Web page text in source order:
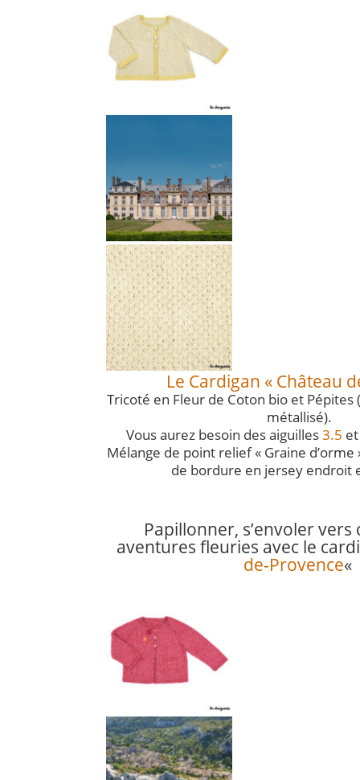
Le Cardigan « Château
Tricoté en Fleur de Coton bio et Pépites
métallisé).
Vous aurez besoin des aiguilles3.5
Mélange de point relief « Graine
de bordure en jersey endroit
Papillonner, s’envoler vers
aventures fleuries avec le
de-Provence«